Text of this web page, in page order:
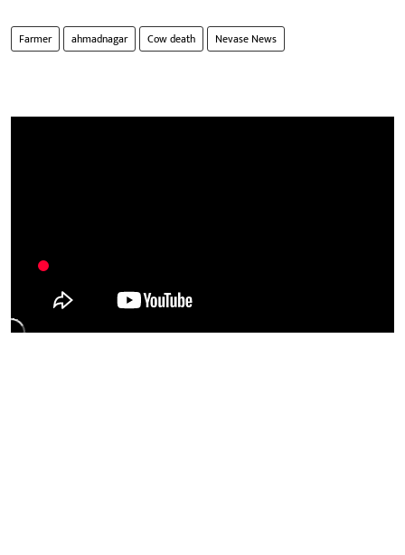
Farmer ahmadnagar Cow death Nevase News